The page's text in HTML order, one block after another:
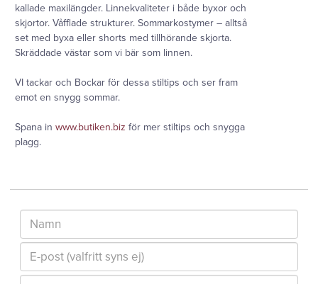
kallade maxilängder. Linnekvaliteter i både byxor och
skjortor. Våfflade strukturer. Sommarkostymer – alltså
set med byxa eller shorts med tillhörande skjorta.
Skräddade västar som vi bär som linnen.
VI tackar och Bockar för dessa stiltips och ser fram
emot en snygg sommar.
Spana in www.butiken.biz för mer stiltips och snygga
plagg.